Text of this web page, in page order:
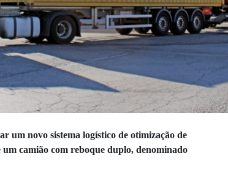
um novo sistema logístico de otimização de
camião com reboque duplo, denominado